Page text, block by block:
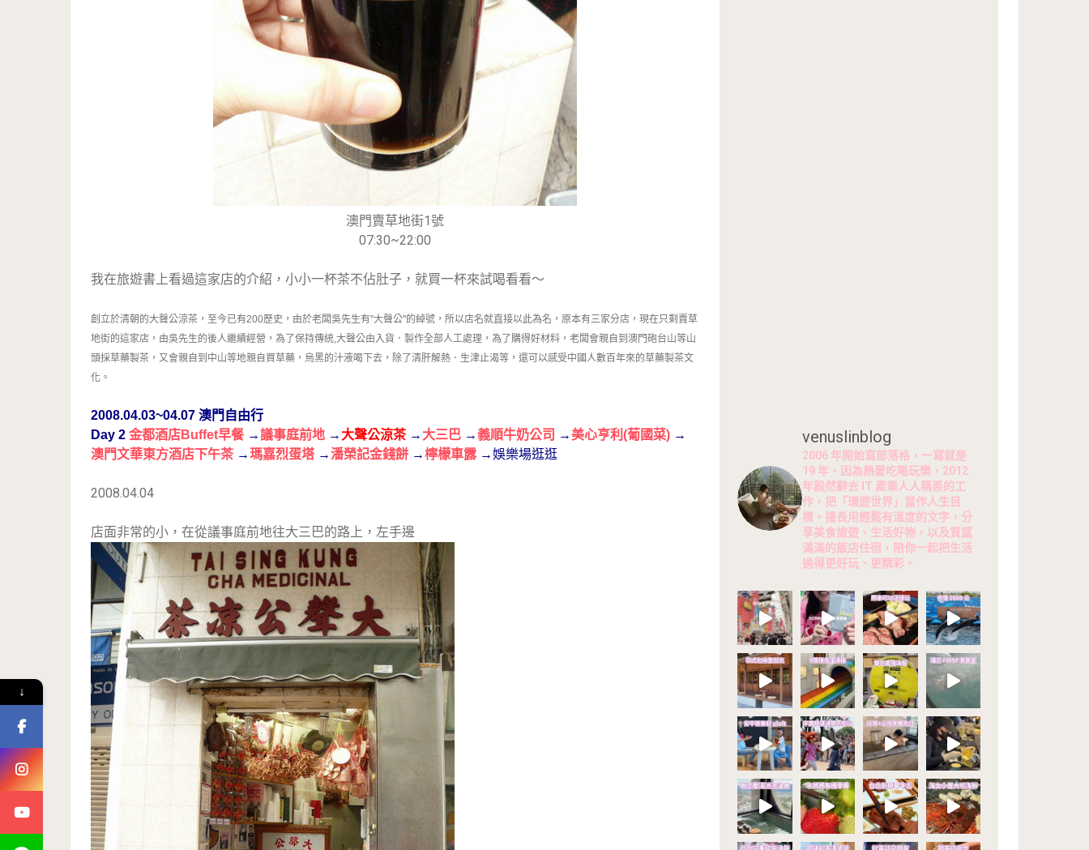
澳門賣草地街1號
07:30~22:00
我在旅遊書上看過這家店的介紹，小小一杯茶不佔肚子，就買一杯來試喝看看～
創立於清朝的大聲公涼茶，至今已有200歷史，由於老闆吳先生有''大聲公''的綽號，所以店名就直接以此為名，原本有三家分店，現在只剩賣草
地街的這家店，由吳先生的後人繼續經營，為了保持傳統,大聲公由入貨．製作全部人工處理，為了購得好材料，老闆會親自到澳門砲台山等山
頭採草藥製茶，又會親自到中山等地親自買草藥，烏黑的汁液喝下去，除了清肝解熱．生津止渴等，還可以感受中國人數百年來的草藥製茶文
化 。
2008.04.03~04.07 澳門自由行
Day 2 金都酒店Buffet早餐 →議事庭前地 → 大聲公涼茶 → 大三巴 →義順牛奶公司 → 美心亨利(葡國菜) →
澳門文華東方酒店下午茶 →瑪嘉烈蛋塔 →潘榮記金錢餅 →檸檬車露 →娛樂場逛逛
2008.04.04
店面非常的小，在從議事庭前地往大三巴的路上，左手邊
venuslinblog
2006 年開始寫部落格，一寫就是
19 年。因為熱愛吃喝玩樂，2012
年毅然辭去 IT 產業人人稱羨的工
作，把「環遊世界」當作人生目
標。擅長用輕鬆有溫度的文字，分
享美食旅遊、生活好物，以及質感
滿滿的飯店住宿，陪你一起把生活
過得更好玩、更精彩。
↓